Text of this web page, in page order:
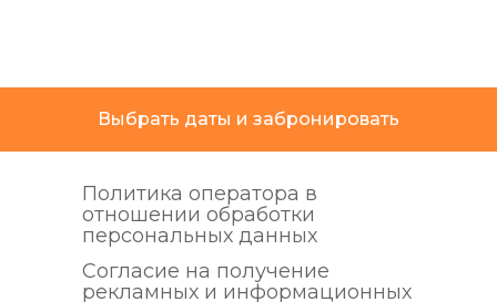
Выбрать даты и забронировать
Политика оператора в
отношении обработки
персональных данных
Согласие на получение
рекламных и информационных